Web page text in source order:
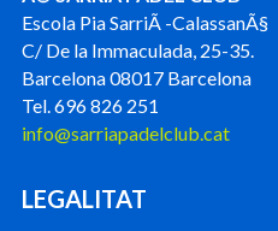
Escola Pia SarriÃ -CalassanÃ§
C/ De la Immaculada, 25-35.
Barcelona 08017 Barcelona
Tel. 696 826 251
info@sarriapadelclub.cat
LEGALITAT